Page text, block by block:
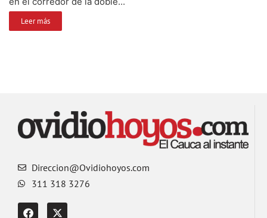
Leer más
Direccion@Ovidiohoyos.com
311 318 3276